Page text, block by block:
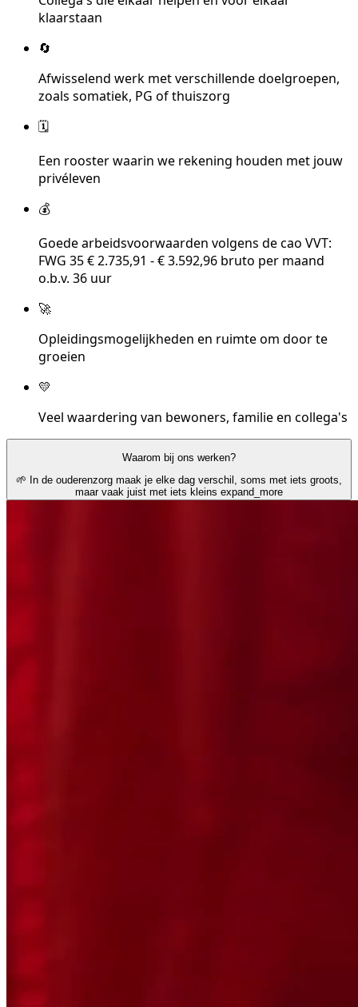
klaarstaan
🔄
Afwisselend werk met verschillende doelgroepen,
zoals somatiek, PG of thuiszorg
🗓️
Een rooster waarin we rekening houden met jouw
privéleven
💰
Goede arbeidsvoorwaarden volgens de cao VVT:
FWG 35 € 2.735,91 - € 3.592,96 bruto per maand
o.b.v. 36 uur
🚀
Opleidingsmogelijkheden en ruimte om door te
groeien
💛
Veel waardering van bewoners, familie en collega's
Waarom bij ons werken?
🌱 In de ouderenzorg maak je elke dag verschil, soms met iets groots,
maar vaak juist met iets kleins expand_more